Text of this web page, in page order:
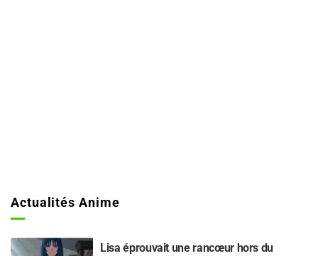
Actualités Anime
Lisa éprouvait une rancœur hors du